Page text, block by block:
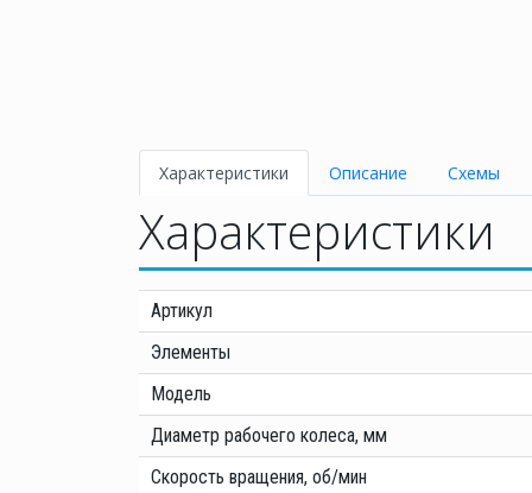
Характеристики Описание Схемы
Характеристики
Артикул
Элементы
Модель
Диаметр рабочего колеса, мм
Скорость вращения, об/мин